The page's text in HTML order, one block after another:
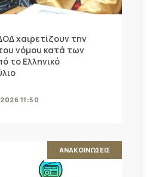
χαιρετίζουν την
νόμου κατά των
το Ελληνικό
11:50
ΑΝΑΚΟΙΝΩΣΕΙΣ